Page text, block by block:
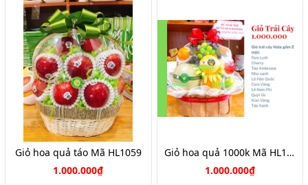
Giỏ hoa quả táo Mã HL1059
1.000.000₫
Giỏ hoa quả 1000k Mã HL1051
1.000.000₫